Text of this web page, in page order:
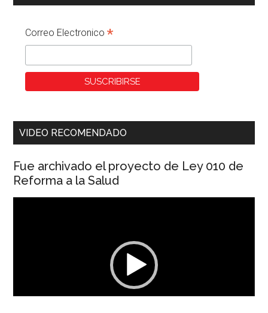
Correo Electronico*
VIDEO RECOMENDADO
Fue archivado el proyecto de Ley 010 de
Reforma a la Salud